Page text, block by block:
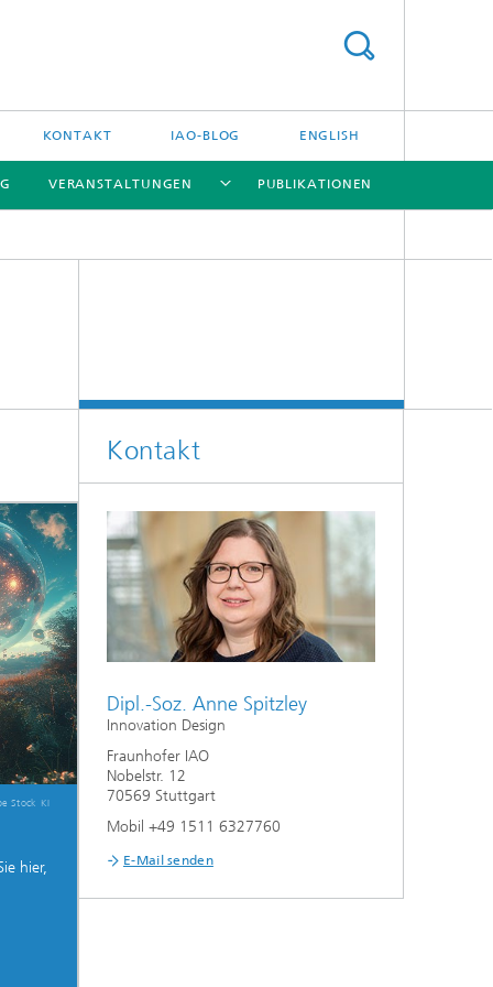
KONTAKT IAO-BLOG ENGLISH
VERANSTALTUNGEN PUBLIKATIONEN
Stock KI
hier,
Kontakt
Dipl.-Soz. Anne Spitzley
Innovation Design
Fraunhofer IAO
Nobelstr. 12
70569 Stuttgart
Mobil +49 1511 6327760
E-Mail senden